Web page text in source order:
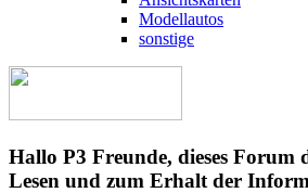
Modellautos
sonstige
Hallo P3 Freunde, dieses Forum
Lesen und zum Erhalt der